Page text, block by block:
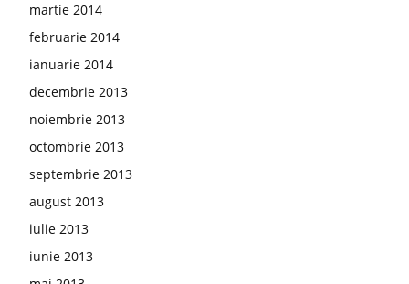
martie 2014
februarie 2014
ianuarie 2014
decembrie 2013
noiembrie 2013
octombrie 2013
septembrie 2013
august 2013
iulie 2013
iunie 2013